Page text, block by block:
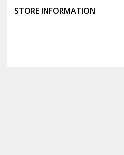
STORE INFORMATION